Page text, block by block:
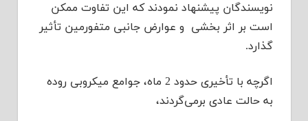
نویسندگان پیشنهاد نمودند که این تفاوت ممکن
است بر اثر بخشی و عوارض جانبی متفورمین تأثیر
گذارد.
اگرچه با تأخیری حدود 2 ماه، جوامع میکروبی روده
به حالت عادی برمی‌گردند،